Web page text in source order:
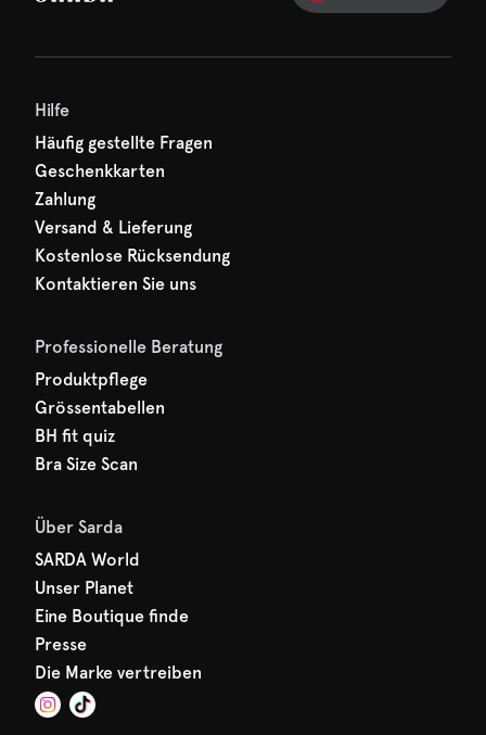
Hilfe
Häufig gestellte Fragen
Geschenkkarten
Zahlung
Versand & Lieferung
Kostenlose Rücksendung
Kontaktieren Sie uns
Professionelle Beratung
Produktpflege
Grössentabellen
BH fit quiz
Bra Size Scan
Über Sarda
SARDA World
Unser Planet
Eine Boutique finde
Presse
Die Marke vertreiben